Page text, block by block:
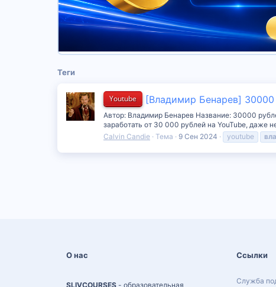
Теги
Youtube [Владимир Бенарев] 30000
Автор: Владимир Бенарев Название: 30000
заработать от 30 000 рублей на YouTube, даже
Calvin Candie Тема 9 Сен 2024 youtube
О нас
SLIVCOURSES - образовательная
Ссылки
Служба